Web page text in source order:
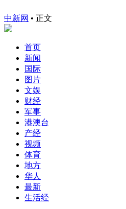
中新网 • 正文
首页
新闻
国际
图片
文娱
财经
军事
港澳台
产经
视频
体育
地方
华人
最新
生活经